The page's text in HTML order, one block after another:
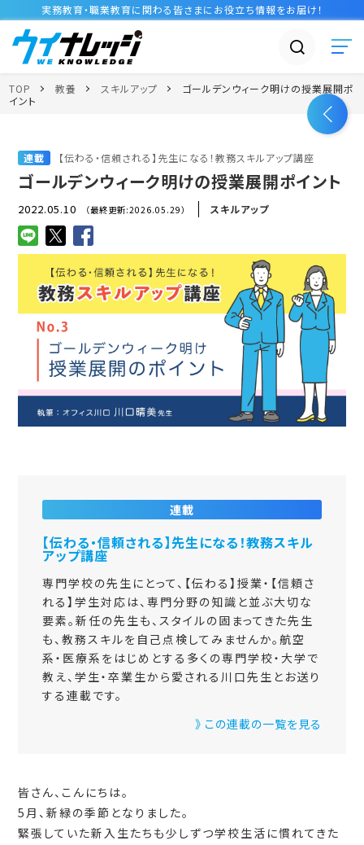
実務教育・職業教育に関わる皆さまに お役立ち情報をお届け！
TOP 教養 スキルアップ
ゴールデンウィーク明けの授業展開ポ
イント
連載 【伝わる・信頼される】先生になる！教務スキルアップ講座
ゴールデンウィーク明けの授業展開ポイント
2022.05.10 （最終更新:2026.05.29） スキルアップ
連載
【伝わる・信頼される】先生になる！教務スキル
アップ講座
専門学校の先生にとって、【伝わる】授業・【信頼さ
れる】学生対応は、専門分野の知識と並ぶ大切な
要素。新任の先生も、スタイルの固まってきた先生
も、教務スキルを自己点検してみませんか。航空
系・医療系をはじめとする多くの専門学校・大学で
教え、学生・卒業生から愛される川口先生とお送り
する連載です。
》 この連載の一覧を見る
皆さん、こんにちは。
5月、新緑の季節となりました。
緊張していた新入生たちも少しずつ学校生活に慣れてきた